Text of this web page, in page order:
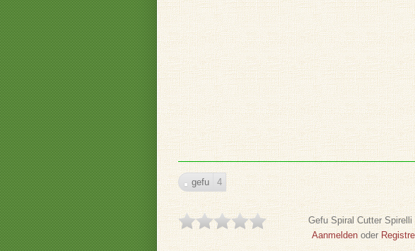
gefu 4
Gefu Spiral Cutter Spirelli
Aanmeldenoder